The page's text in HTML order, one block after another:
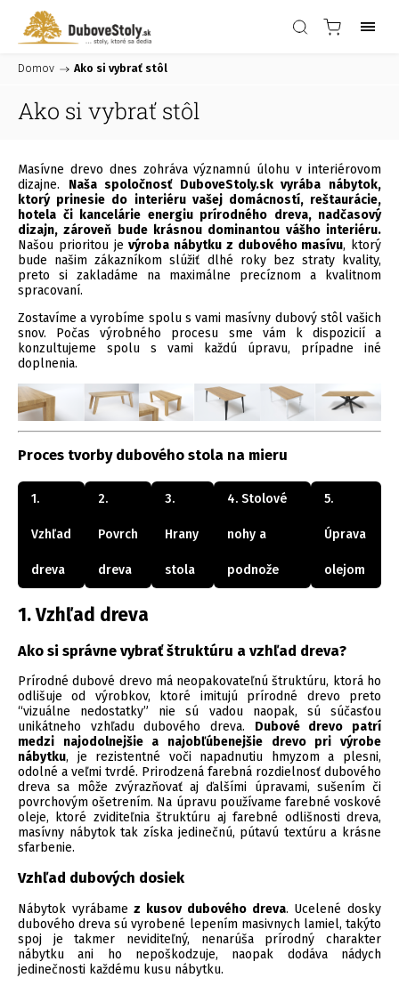
Domov / Ako si vybrať stôl
Ako si vybrať stôl
Masívne drevo dnes zohráva významnú úlohu v interiérovom
dizajne. Naša spoločnosť DuboveStoly.sk vyrába nábytok,
ktorý prinesie do interiéru vašej domácností, reštaurácie,
hotela či kancelárie energiu prírodného dreva, nadčasový
dizajn, zároveň bude krásnou dominantou vášho interiéru.
Našou prioritou jevýroba nábytku z dubového masívu, ktorý
bude našim zákazníkom slúžiť dlhé roky bez straty kvality,
preto si zakladáme na maximálne precíznom a kvalitnom
spracovaní.
Zostavíme a vyrobíme spolu s vami masívny dubový stôl vašich
snov. Počas výrobného procesu sme vám k dispozicií a
konzultujeme spolu s vami každú úpravu, prípadne iné
doplnenia.
Proces tvorby dubového stola na mieru
1.
Vzhľad
dreva
2.
Povrch
dreva
3.
Hrany
stola
4. Stolové
nohy a
podnože
5.
Úprava
olejom
1. Vzhľad dreva
Ako si správne vybrať štruktúru a vzhľad dreva?
Prírodné dubové drevo má neopakovateľnú štruktúru, ktorá ho
odlišuje od výrobkov, ktoré imitujú prírodné drevo preto
“vizuálne nedostatky” nie sú vadou naopak, sú súčasťou
unikátneho vzhľadu dubového dreva. Dubové drevo patrí
medzi najodolnejšie a najobľúbenejšie drevo pri výrobe
nábytku, je rezistentné voči napadnutiu hmyzom a plesni,
odolné a veľmi tvrdé. Prirodzená farebná rozdielnosť dubového
dreva sa môže zvýrazňovať aj ďalšími úpravami, sušením či
povrchovým ošetrením. Na úpravu používame farebné voskové
oleje, ktoré zviditeľnia štruktúru aj farebné odlišnosti dreva,
masívny nábytok tak získa jedinečnú, pútavú textúru a krásne
sfarbenie.
Vzhľad dubových dosiek
Nábytok vyrábamez kusov dubového dreva. Ucelené dosky
dubového dreva sú vyrobené lepením masivnych lamiel, takýto
spoj je takmer neviditeľný, nenarúša prírodný charakter
nábytku ani ho nepoškodzuje, naopak dodáva nádych
jedinečnosti každému kusu nábytku.